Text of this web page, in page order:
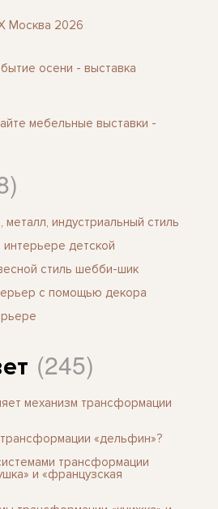
Москва 2026
осени - выставка
мебельные выставки -
индустриальный стиль
интерьере детской
стиль шебби-шик
с помощью декора
(245)
механизм трансформации
«дельфин»?
трансформации
и «французская